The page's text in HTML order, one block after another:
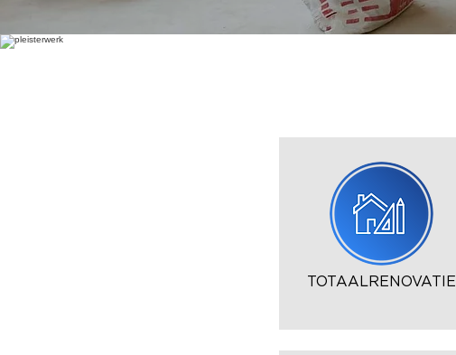
TOTAALRENOVATIE